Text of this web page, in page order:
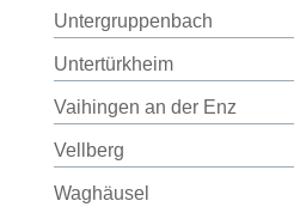
Untergruppenbach
Untertürkheim
Vaihingen an der Enz
Vellberg
Waghäusel